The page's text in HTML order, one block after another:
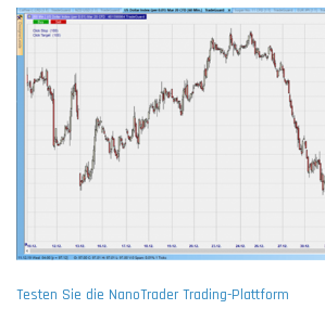
Testen Sie die NanoTrader Trading-Plattform